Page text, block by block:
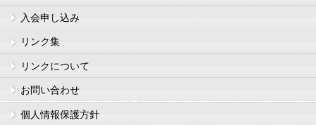
入会申し込み
リンク集
リンクについて
お問い合わせ
個人情報保護方針